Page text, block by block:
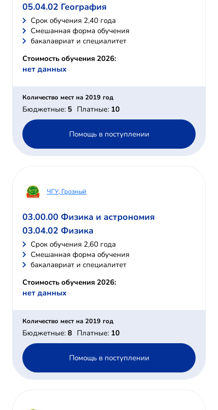
05.04.02 География
Cрок обучения 2,40 года
Смешанная форма обучения
бакалавриат и специалитет
Стоимость обучения 2026:
нет данных
Количество мест на 2019 год
Бюджетные: 5 Платные: 10
Помощь в поступлении
ЧГУ, Грозный
03.00.00 Физика и астрономия
03.04.02 Физика
Cрок обучения 2,60 года
Смешанная форма обучения
бакалавриат и специалитет
Стоимость обучения 2026:
нет данных
Количество мест на 2019 год
Бюджетные: 8 Платные: 10
Помощь в поступлении